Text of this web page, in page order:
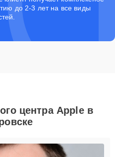
до 2-3 лет на все виды
центра Apple в